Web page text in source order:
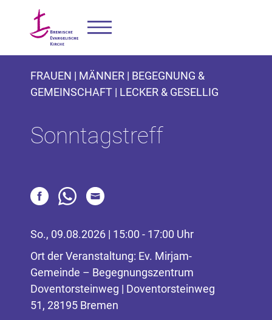
FRAUEN | MÄNNER | BEGEGNUNG &
GEMEINSCHAFT | LECKER & GESELLIG
Sonntagstreff
So., 09.08.2026 | 15:00 - 17:00 Uhr
Ort der Veranstaltung: Ev. Mirjam-
Gemeinde – Begegnungszentrum
Doventorsteinweg | Doventorsteinweg
51, 28195 Bremen